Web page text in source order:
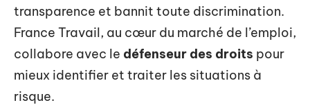
transparence et bannit toute discrimination.
France Travail, au cœur du marché de l’emploi,
collabore avec le défenseur des droits pour
mieux identifier et traiter les situations à
risque.